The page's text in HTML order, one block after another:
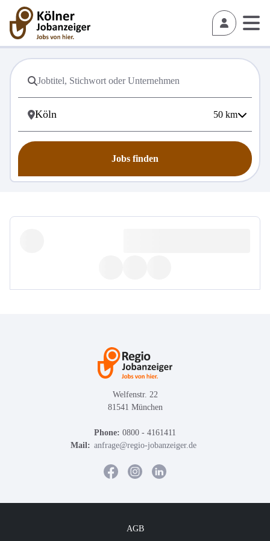
50 km
Jobs finden
Welfenstr. 22
81541 München
Phone: 0800 - 4161411
Mail: anfrage@regio-jobanzeiger.de
AGB